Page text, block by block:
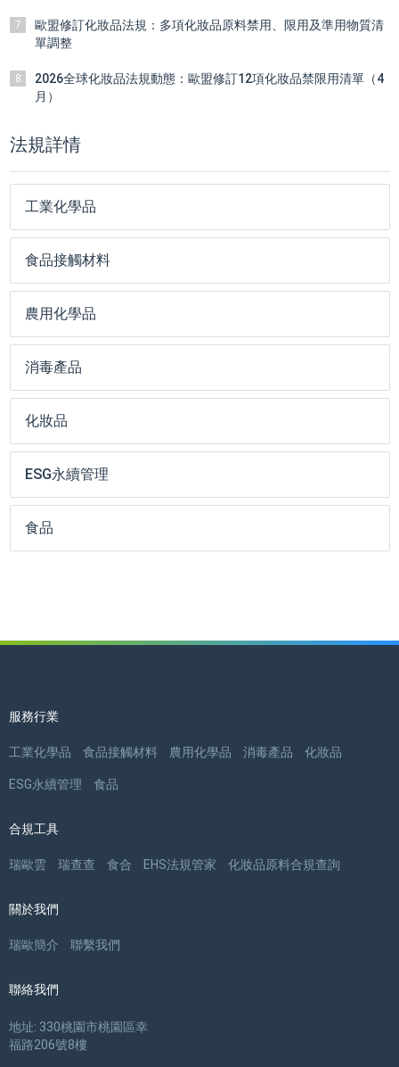
7
歐盟修訂化妝品法規：多項化妝品原料禁用、限用及準用物質清
單調整
8
2026全球化妝品法規動態：歐盟修訂12項化妝品禁限用清單（4
月）
法規詳情
工業化學品
食品接觸材料
農用化學品
消毒產品
化妝品
ESG永續管理
食品
服務行業
工業化學品 食品接觸材料 農用化學品 消毒產品 化妝品
ESG永續管理 食品
合規工具
瑞歐雲 瑞查查 食合 EHS法規管家 化妝品原料合規查詢
關於我們
瑞歐簡介 聯繫我們
聯絡我們
地址: 330桃園市桃園區幸
福路206號8樓